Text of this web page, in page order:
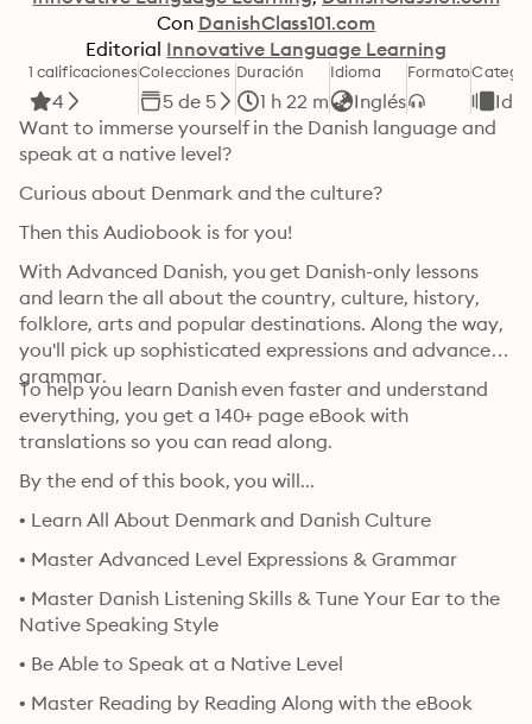
Con DanishClass101.com
Editorial Innovative Language Learning
1 calificaciones
4
Colecciones
5 de 5
Duración
1 h 22 m
Idioma
Inglés
Formato
Want to immerse yourself in the Danish language and
speak at a native level?
Curious about Denmark and the culture?
With Advanced Danish, you get Danish-only lessons
and learn the all about the country, culture, history,
folklore, arts and popular destinations. Along the way,
you'll pick up sophisticated expressions and advanced
grammar.
To help you learn Danish even faster and understand
everything, you get a 140+ page eBook with
translations so you can read along.
By the end of this book, you will...
• Learn All About Denmark and Danish Culture
• Master Advanced Level Expressions & Grammar
• Master Danish Listening Skills & Tune Your Ear to the
Native Speaking Style
• Be Able to Speak at a Native Level
• Master Reading by Reading Along with the eBook